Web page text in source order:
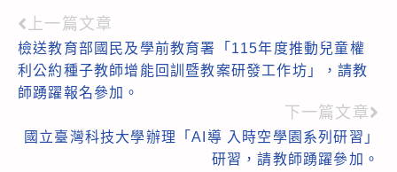
Read
more
articles
上一篇文章
檢送教育部國民及學前教育署「115年度推動兒童權
利公約種子教師增能回訓暨教案研發工作坊」，請教
師踴躍報名參加。
下一篇文章
國立臺灣科技大學辦理「AI導 入時空學園系列研習」
研習，請教師踴躍參加。